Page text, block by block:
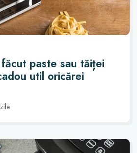
paste sau tăiței
util oricărei